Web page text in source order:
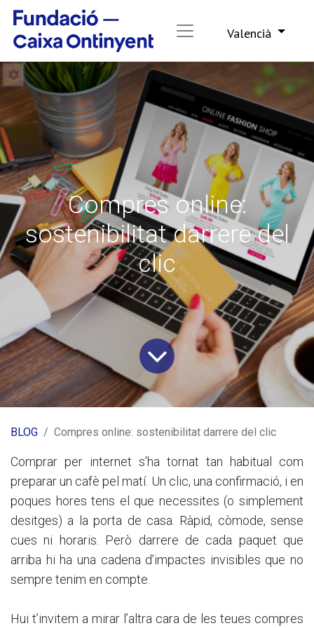
Valencià
Compres online:
sostenibilitat darrere del
clic
BLOG Compres online: sostenibilitat darrere del clic
Comprar per internet s’ha tornat tan habitual com
preparar un cafè pel matí. Un clic, una confirmació, i en
poques hores tens el que necessites (o simplement
desitges) a la porta de casa. Ràpid, còmode, sense
cues ni horaris. Però darrere de cada paquet que
arriba hi ha una cadena d’impactes invisibles que no
sempre tenim en compte.
Hui t’invitem a mirar l’altra cara de les teues compres